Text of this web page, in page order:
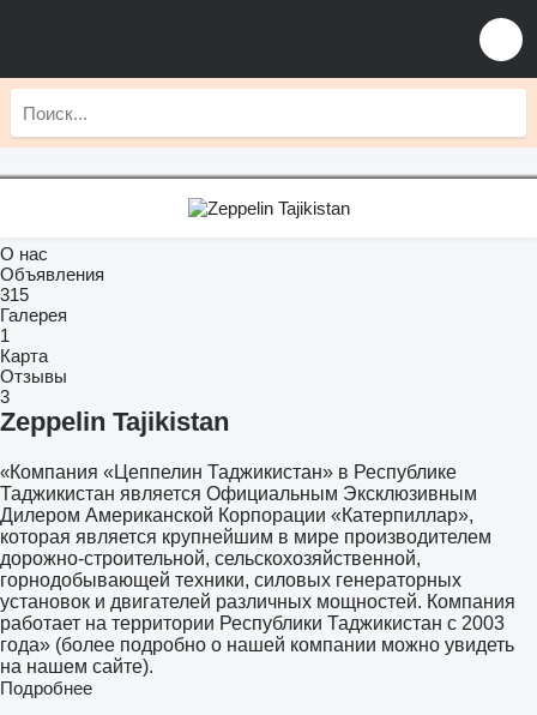
О нас
Объявления
315
Галерея
1
Карта
Отзывы
3
Zeppelin Tajikistan
«Компания «Цеппелин Таджикистан» в Республике
Таджикистан является Официальным Эксклюзивным
Дилером Американской Корпорации «Катерпиллар»,
которая является крупнейшим в мире производителем
дорожно-строительной, сельскохозяйственной,
горнодобывающей техники, силовых генераторных
установок и двигателей различных мощностей. Компания
работает на территории Республики Таджикистан с 2003
года» (более подробно о нашей компании можно увидеть
на нашем сайте).
Подробнее